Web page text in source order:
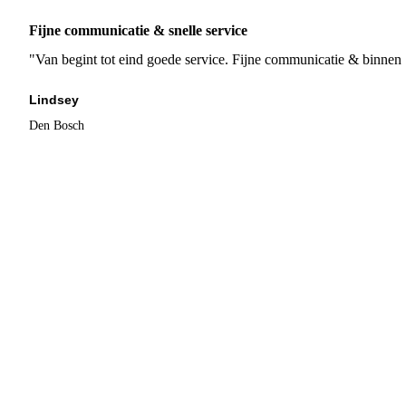
Fijne communicatie & snelle service
"Van begint tot eind goede service. Fijne communicatie &
Lindsey
Den Bosch